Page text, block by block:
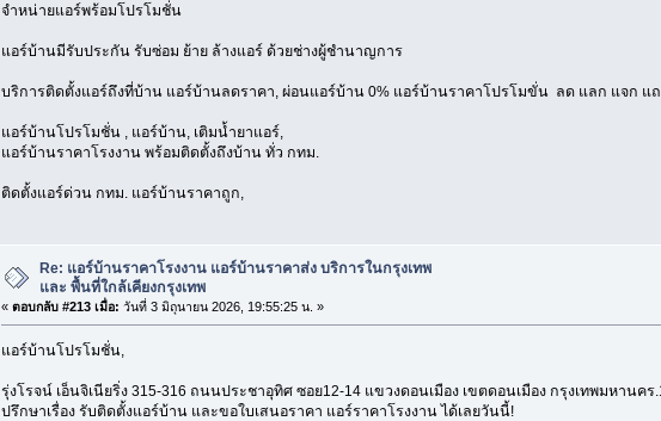
จำหน่ายแอร์พร้อมโปรโมชั่น
แอร์บ้านมีรับประกัน รับซ่อม ย้าย ล้างแอร์ ด้วยช่างผู้ชำนาญการ
บริการติดตั้งแอร์ถึงที่บ้าน แอร์บ้านลดราคา, ผ่อนแอร์บ้าน 0% แอร์บ้านราคาโปรโมขั่น ลด แลก แจก แ
แอร์บ้านโปรโมชั่น , แอร์บ้าน, เติมน้ำยาแอร์,
แอร์บ้านราคาโรงงาน พร้อมติดตั้งถึงบ้าน ทั่ว กทม.
ติดตั้งแอร์ด่วน กทม. แอร์บ้านราคาถูก,
Re: แอร์บ้านราคาโรงงาน แอร์บ้านราคาส่ง บริการในกรุงเทพ
และ พื้นที่ใกล้เคียงกรุงเทพ
« ตอบกลับ #213 เมื่อ: วันที่ 3 มิถุนายน 2026, 19:55:25 น. »
แอร์บ้านโปรโมชั่น,
รุ่งโรจน์ เอ็นจิเนียริ่ง 315-316 ถนนประชาอุทิศ ซอย12-14 แขวงดอนเมือง เขตดอนเมือง กรุงเทพมหานคร
ปรึกษาเรื่อง รับติดตั้งแอร์บ้าน และขอใบเสนอราคา แอร์ราคาโรงงาน ได้เลยวันนี้!